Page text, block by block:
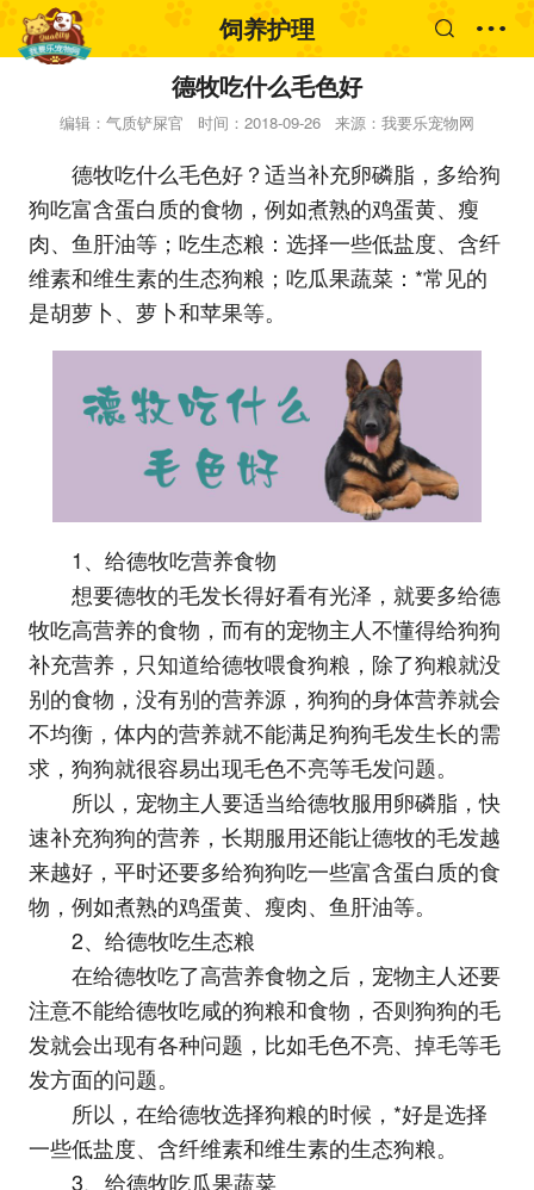
饲养护理
德牧吃什么毛色好
编辑：气质铲屎官 时间：2018-09-26 来源：我要乐宠物网
德牧吃什么毛色好？适当补充卵磷脂，多给狗
狗吃富含蛋白质的食物，例如煮熟的鸡蛋黄、瘦
肉、鱼肝油等；吃生态粮：选择一些低盐度、含纤
维素和维生素的生态狗粮；吃瓜果蔬菜：*常见的
是胡萝卜、萝卜和苹果等。
1、给德牧吃营养食物
想要德牧的毛发长得好看有光泽，就要多给德
牧吃高营养的食物，而有的宠物主人不懂得给狗狗
补充营养，只知道给德牧喂食狗粮，除了狗粮就没
别的食物，没有别的营养源，狗狗的身体营养就会
不均衡，体内的营养就不能满足狗狗毛发生长的需
求，狗狗就很容易出现毛色不亮等毛发问题。
所以，宠物主人要适当给德牧服用卵磷脂，快
速补充狗狗的营养，长期服用还能让德牧的毛发越
来越好，平时还要多给狗狗吃一些富含蛋白质的食
物，例如煮熟的鸡蛋黄、瘦肉、鱼肝油等。
2、给德牧吃生态粮
在给德牧吃了高营养食物之后，宠物主人还要
注意不能给德牧吃咸的狗粮和食物，否则狗狗的毛
发就会出现有各种问题，比如毛色不亮、掉毛等毛
发方面的问题。
所以，在给德牧选择狗粮的时候，*好是选择
一些低盐度、含纤维素和维生素的生态狗粮。
3、给德牧吃瓜果蔬菜